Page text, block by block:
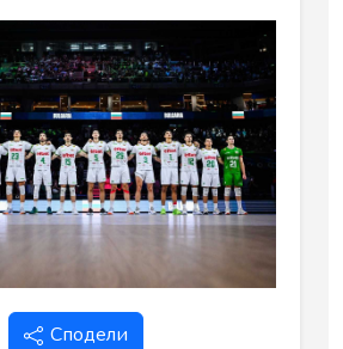
Сподели